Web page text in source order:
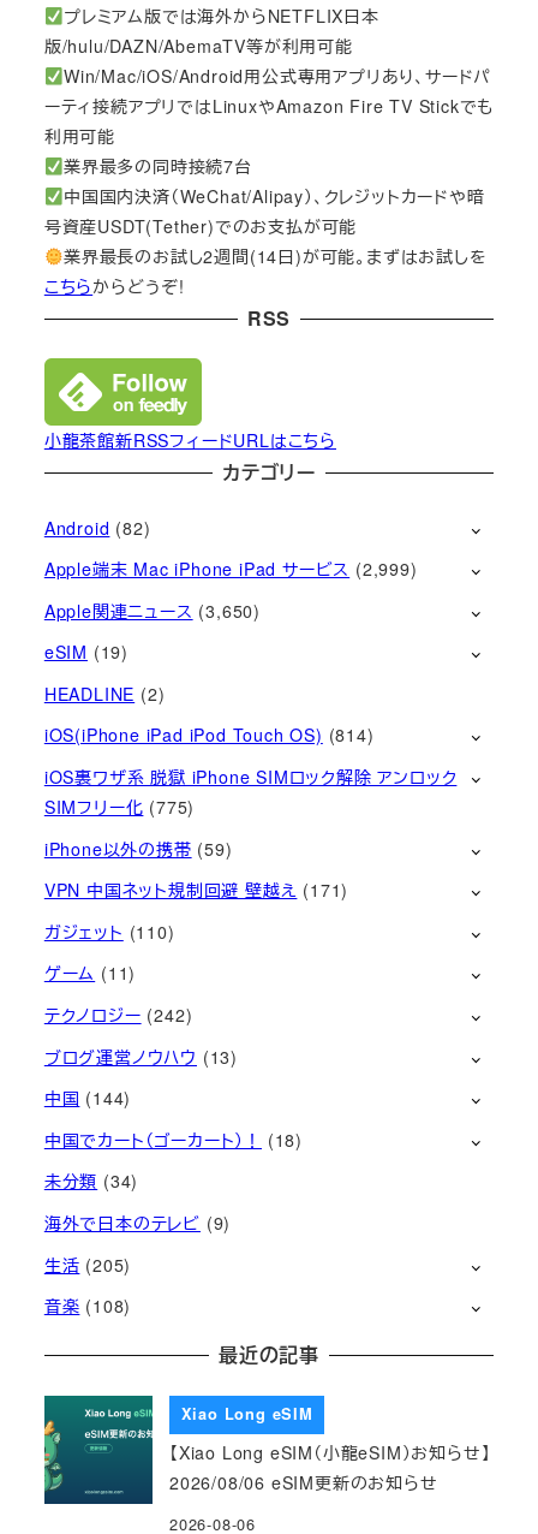
プレミアム版では海外からNETFLIX日本
版/hulu/DAZN/AbemaTV等が利用可能
Win/Mac/iOS/Android用公式専用アプリあり、サードパ
ーティ接続アプリではLinuxやAmazon Fire TV Stickでも
利用可能
業界最多の同時接続7台
中国国内決済（WeChat/Alipay）、クレジットカードや暗
号資産USDT(Tether)でのお支払が可能
業界最長のお試し2週間(14日)が可能。まずはお試しを
こちらからどうぞ!
RSS
小龍茶館新RSSフィードURLはこちら
カテゴリー
Android (82)
Apple端末 Mac iPhone iPad サービス (2,999)
Apple関連ニュース (3,650)
eSIM (19)
HEADLINE (2)
iOS(iPhone iPad iPod Touch OS) (814)
iOS裏ワザ系 脱獄 iPhone SIMロック解除 アンロック
SIMフリー化 (775)
iPhone以外の携帯 (59)
VPN 中国ネット規制回避 壁越え (171)
ガジェット (110)
ゲーム (11)
テクノロジー (242)
ブログ運営ノウハウ (13)
中国 (144)
中国でカート（ゴーカート）！
(18)
未分類 (34)
海外で日本のテレビ (9)
生活 (205)
音楽 (108)
最近の記事
Xiao Long eSIM
【Xiao Long eSIM（小龍eSIM）お知らせ】
2026/08/06 eSIM更新のお知らせ
2026-08-06